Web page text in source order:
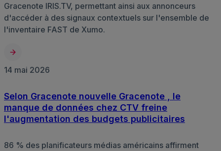
Gracenote IRIS.TV, permettant ainsi aux annonceurs
d'accéder à des signaux contextuels sur l'ensemble de
l'inventaire FAST de Xumo.
14 mai 2026
Selon Gracenote nouvelle Gracenote , le
manque de données chez CTV freine
l'augmentation des budgets publicitaires
86 % des planificateurs médias américains affirment